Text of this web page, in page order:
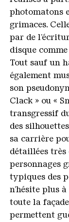
photomatons
grimaces.
par de
disque
Tout sauf un
également
son
Clack » ou «
transgressif
des
sa carrière
détaillées très
personnages
typiques des
n’hésite plus
toute la
permettent